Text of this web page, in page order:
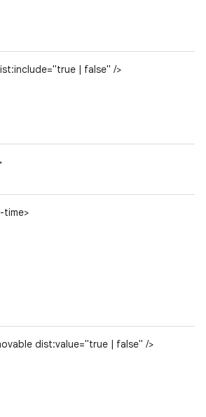
| false" />
time>
dist:value="true | false" />